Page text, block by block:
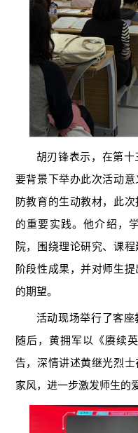
胡刃锋表示，在第
要背景下举办此次活动
防教育的生动教材，此
的重要实践。他介绍，
院，围绕理论研究、课
阶段性成果，并对师生
的期望。
活动现场举行了客座
随后，黄拥军以《赓续
告，深情讲述黄继光烈
家风，进一步激发师生的